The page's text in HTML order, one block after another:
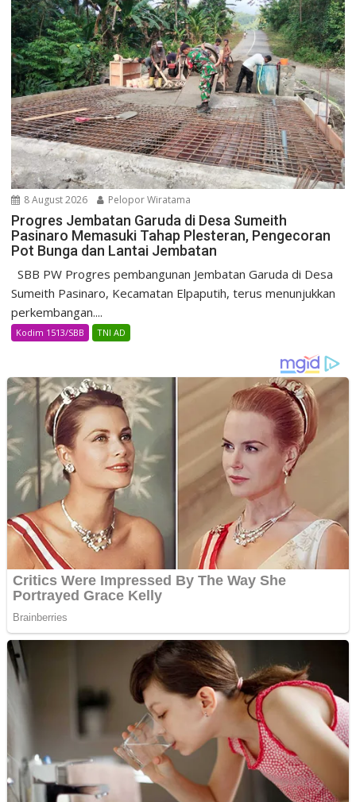
8 August 2026 Pelopor Wiratama
Progres Jembatan Garuda di Desa Sumeith
Pasinaro Memasuki Tahap Plesteran, Pengecoran
Pot Bunga dan Lantai Jembatan
SBB PW Progres pembangunan Jembatan Garuda di Desa
Sumeith Pasinaro, Kecamatan Elpaputih, terus menunjukkan
perkembangan....
Kodim 1513/SBB TNI AD